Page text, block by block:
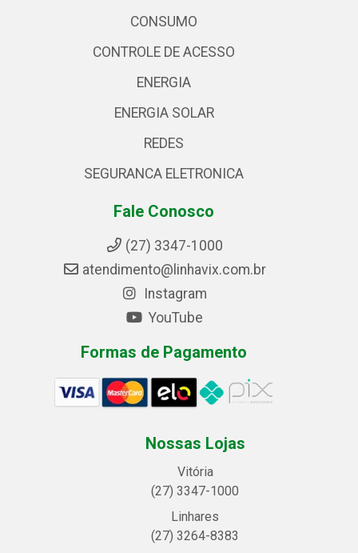
CONSUMO
CONTROLE DE ACESSO
ENERGIA
ENERGIA SOLAR
REDES
SEGURANCA ELETRONICA
Fale Conosco
(27) 3347-1000
atendimento@linhavix.com.br
Instagram
YouTube
Formas de Pagamento
Nossas Lojas
Vitória
(27) 3347-1000
Linhares
(27) 3264-8383